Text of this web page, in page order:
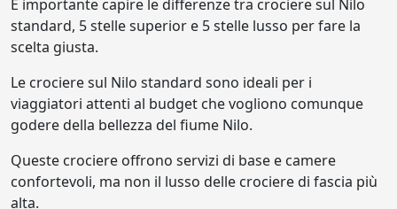
È importante capire le differenze tra crociere sul Nilo
standard, 5 stelle superior e 5 stelle lusso per fare la
scelta giusta.
Le crociere sul Nilo standard sono ideali per i
viaggiatori attenti al budget che vogliono comunque
godere della bellezza del fiume Nilo.
Queste crociere offrono servizi di base e camere
confortevoli, ma non il lusso delle crociere di fascia più
alta.